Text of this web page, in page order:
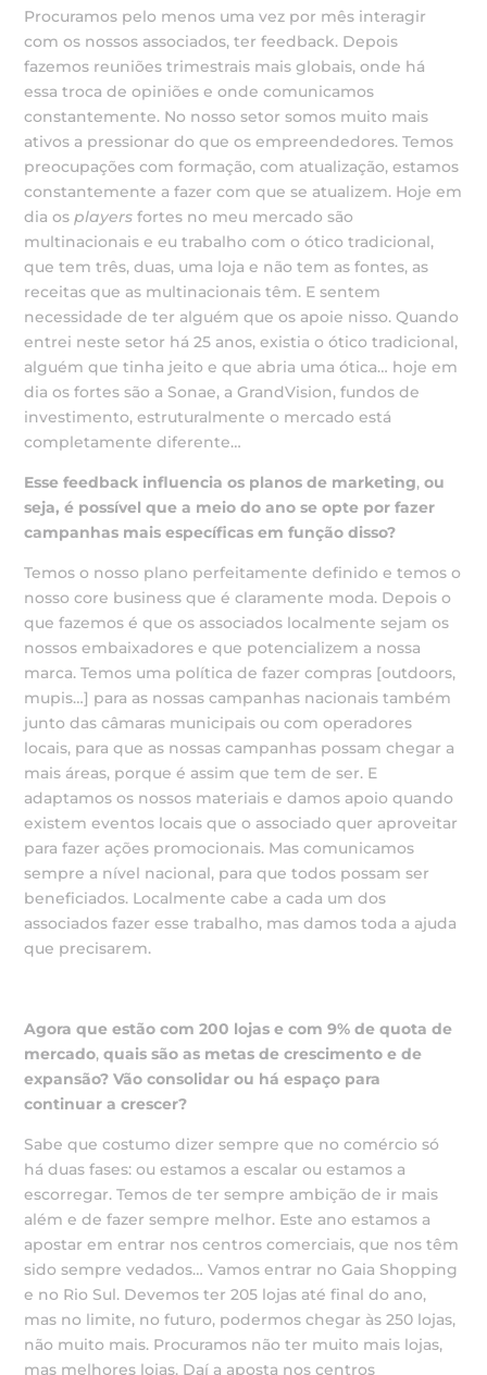
Procuramos pelo menos uma vez por mês interagir
com os nossos associados, ter feedback. Depois
fazemos reuniões trimestrais mais globais, onde há
essa troca de opiniões e onde comunicamos
constantemente. No nosso setor somos muito mais
ativos a pressionar do que os empreendedores. Temos
preocupações com formação, com atualização, estamos
constantemente a fazer com que se atualizem. Hoje em
dia osplayers fortes no meu mercado são
multinacionais e eu trabalho com o ótico tradicional,
que tem três, duas, uma loja e não tem as fontes, as
receitas que as multinacionais têm. E sentem
necessidade de ter alguém que os apoie nisso. Quando
entrei neste setor há 25 anos, existia o ótico tradicional,
alguém que tinha jeito e que abria uma ótica… hoje em
dia os fortes são a Sonae, a GrandVision, fundos de
investimento, estruturalmente o mercado está
completamente diferente…
Esse feedback influencia os planos de marketing,ou
seja, é possível que a meio do ano se opte por fazer
campanhas mais específicas em função disso?
Temos o nosso plano perfeitamente definido e temos o
nosso core business que é claramente moda. Depois o
que fazemos é que os associados localmente sejam os
nossos embaixadores e que potencializem a nossa
marca. Temos uma política de fazer compras [outdoors,
mupis…] para as nossas campanhas nacionais também
junto das câmaras municipais ou com operadores
locais, para que as nossas campanhas possam chegar a
mais áreas, porque é assim que tem de ser. E
adaptamos os nossos materiais e damos apoio quando
existem eventos locais que o associado quer aproveitar
para fazer ações promocionais. Mas comunicamos
sempre a nível nacional, para que todos possam ser
beneficiados. Localmente cabe a cada um dos
associados fazer esse trabalho, mas damos toda a ajuda
que precisarem.
Agora que estão com 200 lojas e com 9% de quota de
mercado, quais são as metas de crescimento e de
expansão? Vão consolidar ou há espaço para
continuar a crescer?
Sabe que costumo dizer sempre que no comércio só
há duas fases: ou estamos a escalar ou estamos a
escorregar. Temos de ter sempre ambição de ir mais
além e de fazer sempre melhor. Este ano estamos a
apostar em entrar nos centros comerciais, que nos têm
sido sempre vedados… Vamos entrar no Gaia Shopping
e no Rio Sul. Devemos ter 205 lojas até final do ano,
mas no limite, no futuro, podermos chegar às 250 lojas,
não muito mais. Procuramos não ter muito mais lojas,
mas melhores lojas. Daí a aposta nos centros